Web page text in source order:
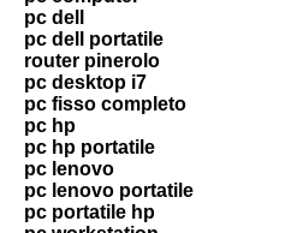
pc dell
pc dell portatile
router pinerolo
pc desktop i7
pc fisso completo
pc hp
pc hp portatile
pc lenovo
pc lenovo portatile
pc portatile hp